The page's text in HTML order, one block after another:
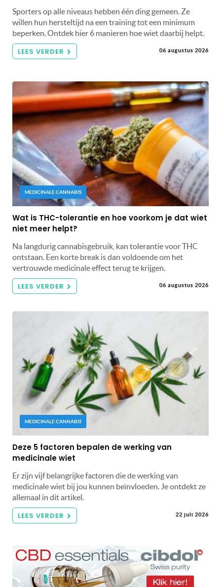
Sporters op alle niveaus hebben één ding gemeen. Ze
willen hun hersteltijd na een training tot een minimum
beperken. Ontdek hier 6 manieren hoe wiet daarbij helpt.
LEES VERDER 06 augustus 2026
MEDICINALE CANNABIS
Wat is THC-tolerantie en hoe voorkom je dat wiet
niet meer helpt?
Na langdurig cannabisgebruik, kan tolerantie voor THC
ontstaan. Een korte break is dan voldoende om het
vertrouwde medicinale effect terug te krijgen.
LEES VERDER 06 augustus 2026
MEDICINALE CANNABIS
Deze 5 factoren bepalen de werking van
medicinale wiet
Er zijn vijf belangrijke factoren die de werking van
medicinale wiet bij jou kunnen beïnvloeden. Je ontdekt ze
allemaal in dit artikel.
LEES VERDER 22 juli 2026